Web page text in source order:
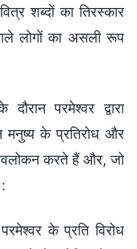
शब्दों का तिरस्कार
लोगों का असली रूप
परमेश्वर द्वारा
मनुष्य के प्रतिरोध और
करते हैं और, जो
के प्रति विरोध